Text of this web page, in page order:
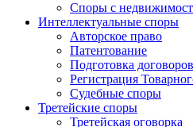
Cпоры с
Интеллектуальные споры
Авторское право
Патентование
Подготовка договоров
Регистрация
Судебные споры
Третейские споры
Третейская оговорка